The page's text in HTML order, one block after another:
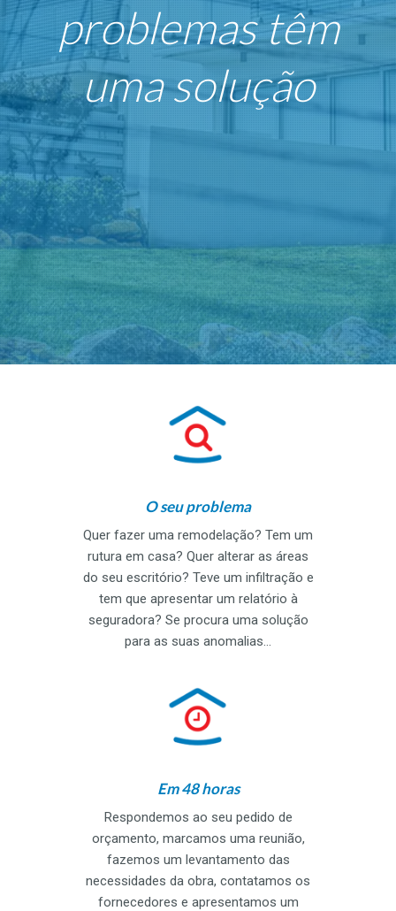
problemas têm
uma solução
O seu problema
Quer fazer uma remodelação? Tem um
rutura em casa? Quer alterar as áreas
do seu escritório? Teve um infiltração e
tem que apresentar um relatório à
seguradora? Se procura uma solução
para as suas anomalias…
Em 48 horas
Respondemos ao seu pedido de
orçamento, marcamos uma reunião,
fazemos um levantamento das
necessidades da obra, contatamos os
fornecedores e apresentamos um